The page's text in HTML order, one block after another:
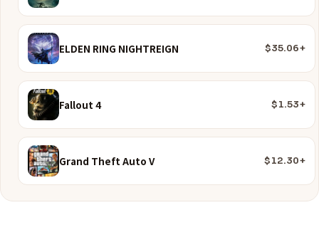
ELDEN RING NIGHTREIGN $35.06+
Fallout 4 $1.53+
Grand Theft Auto V $12.30+